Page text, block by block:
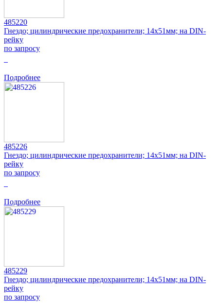
485220
Гнездо; цилиндрические предохранители; 14x51мм; на DIN-
рейку
по запросу
Подробнее
485226
Гнездо; цилиндрические предохранители; 14x51мм; на DIN-
рейку
по запросу
Подробнее
485229
Гнездо; цилиндрические предохранители; 14x51мм; на DIN-
рейку
по запросу